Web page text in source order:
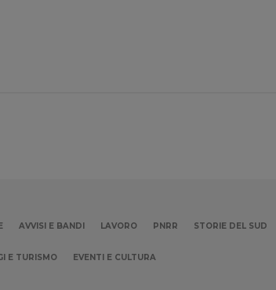
AVVISI E BANDI LAVORO PNRR STORIE DEL SUD
E TURISMO EVENTI E CULTURA